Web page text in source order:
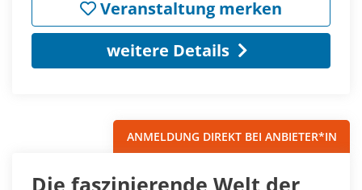
Veranstaltung merken
weitere Details
ANMELDUNG DIREKT BEI ANBIETER*IN
Die faszinierende Welt der